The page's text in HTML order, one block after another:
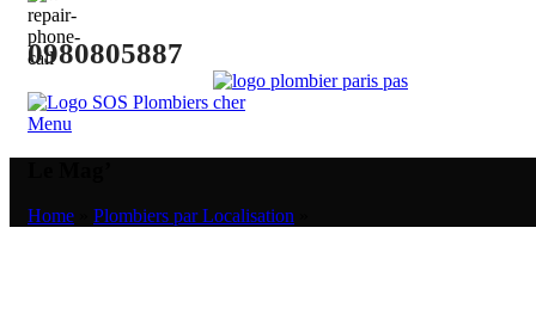
0980805887
Menu
Home Plombiers par Localisation